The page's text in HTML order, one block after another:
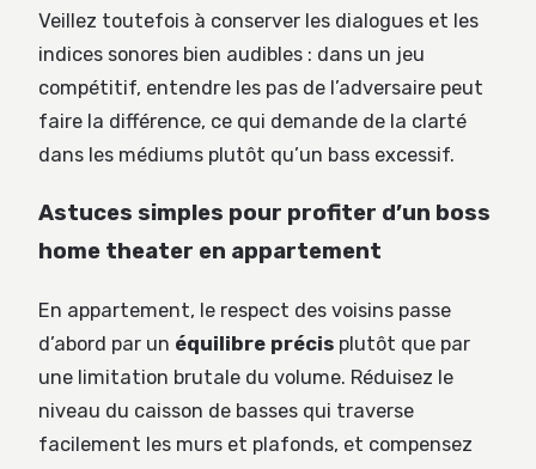
Veillez toutefois à conserver les dialogues et les
indices sonores bien audibles : dans un jeu
compétitif, entendre les pas de l’adversaire peut
faire la différence, ce qui demande de la clarté
dans les médiums plutôt qu’un bass excessif.
Astuces simples pour profiter d’un boss
home theater en appartement
En appartement, le respect des voisins passe
d’abord par un équilibre précis plutôt que par
une limitation brutale du volume. Réduisez le
niveau du caisson de basses qui traverse
facilement les murs et plafonds, et compensez